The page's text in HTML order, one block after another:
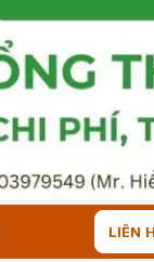
LIÊN